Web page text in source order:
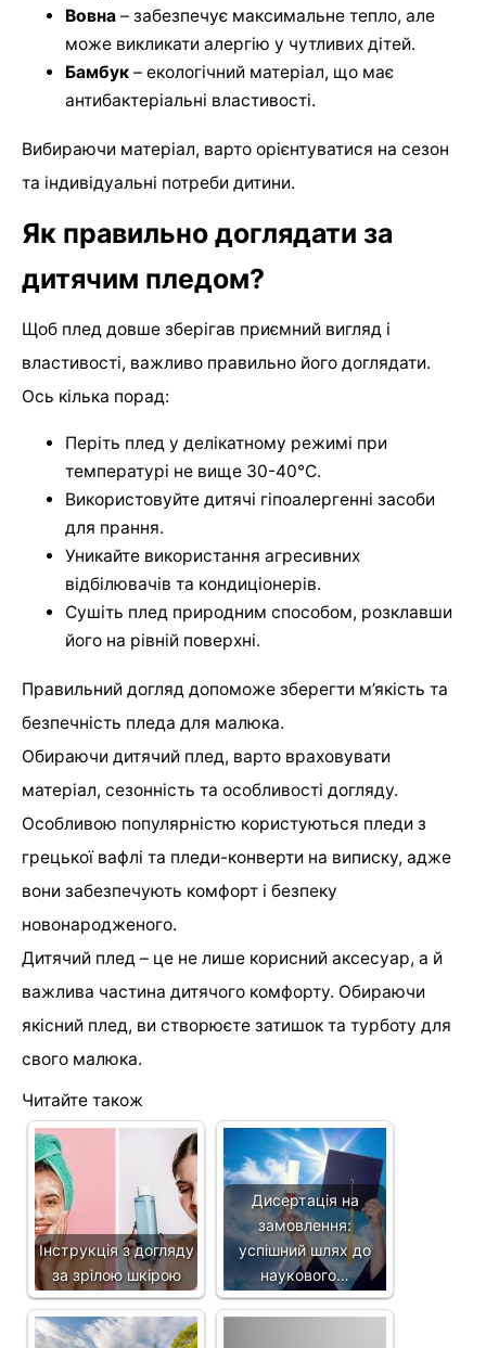
Вовна – забезпечує максимальне тепло, але
може викликати алергію у чутливих дітей.
Бамбук – екологічний матеріал, що має
антибактеріальні властивості.
Вибираючи матеріал, варто орієнтуватися на сезон
та індивідуальні потреби дитини.
Як правильно доглядати за
дитячим пледом?
Щоб плед довше зберігав приємний вигляд і
властивості, важливо правильно його доглядати.
Ось кілька порад:
Періть плед у делікатному режимі при
температурі не вище 30-40°C.
Використовуйте дитячі гіпоалергенні засоби
для прання.
Уникайте використання агресивних
відбілювачів та кондиціонерів.
Сушіть плед природним способом, розклавши
його на рівній поверхні.
Правильний догляд допоможе зберегти м’якість та
безпечність пледа для малюка.
Обираючи дитячий плед, варто враховувати
матеріал, сезонність та особливості догляду.
Особливою популярністю користуються пледи з
грецької вафлі та пледи-конверти на виписку, адже
вони забезпечують комфорт і безпеку
новонародженого.
Дитячий плед – це не лише корисний аксесуар, а й
важлива частина дитячого комфорту. Обираючи
якісний плед, ви створюєте затишок та турботу для
свого малюка.
Читайте також
Інструкція з догляду
за зрілою шкірою
Дисертація на
замовлення:
успішний шлях до
наукового…